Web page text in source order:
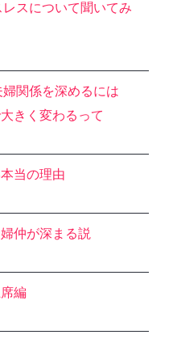
スについて聞いてみ
関係を深めるには
きく変わるって
当の理由
仲が深まる説
編